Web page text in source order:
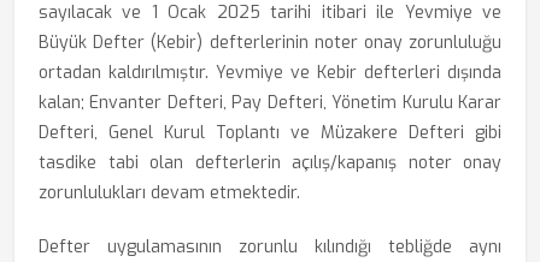
sayılacak ve 1 Ocak 2025 tarihi itibari ile Yevmiye ve
Büyük Defter (Kebir) defterlerinin noter onay zorunluluğu
ortadan kaldırılmıştır. Yevmiye ve Kebir defterleri dışında
kalan; Envanter Defteri, Pay Defteri, Yönetim Kurulu Karar
Defteri, Genel Kurul Toplantı ve Müzakere Defteri gibi
tasdike tabi olan defterlerin açılış/kapanış noter onay
zorunlulukları devam etmektedir.
Defter uygulamasının zorunlu kılındığı tebliğde aynı